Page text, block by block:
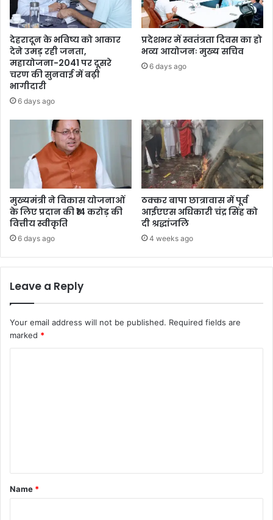
देहरादून के भविष्य को आकार
देने उमड़ रही जनता,
महायोजना-2041 पर दूसरे
चरण की सुनवाई में बढ़ी
भागीदारी
6 days ago
प्रदेशभर में स्वतंत्रता दिवस का हो
भव्य आयोजनः मुख्य सचिव
6 days ago
मुख्यमंत्री ने विकास योजनाओं
के लिए प्रदान की ₹14 करोड़ की
वित्तीय स्वीकृति
6 days ago
ठक्कर बापा छात्रावास में पूर्व
आईएएस अधिकारी चंद्र सिंह को
दी श्रद्धांजलि
4 weeks ago
Leave a Reply
Your email address will not be published. Required fields are
marked *
*
Name *